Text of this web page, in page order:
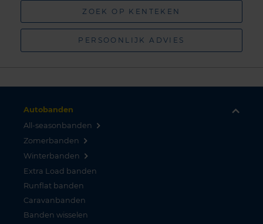
ZOEK OP KENTEKEN
PERSOONLIJK ADVIES
Autobanden
All-seasonbanden
Zomerbanden
Winterbanden
Extra Load banden
Runflat banden
Caravanbanden
Banden wisselen